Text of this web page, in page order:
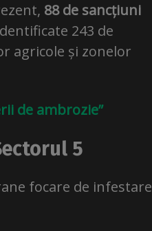
88 de sancțiuni
243 de
agricole și zonelor
de ambrozie”
5
focare de infestare